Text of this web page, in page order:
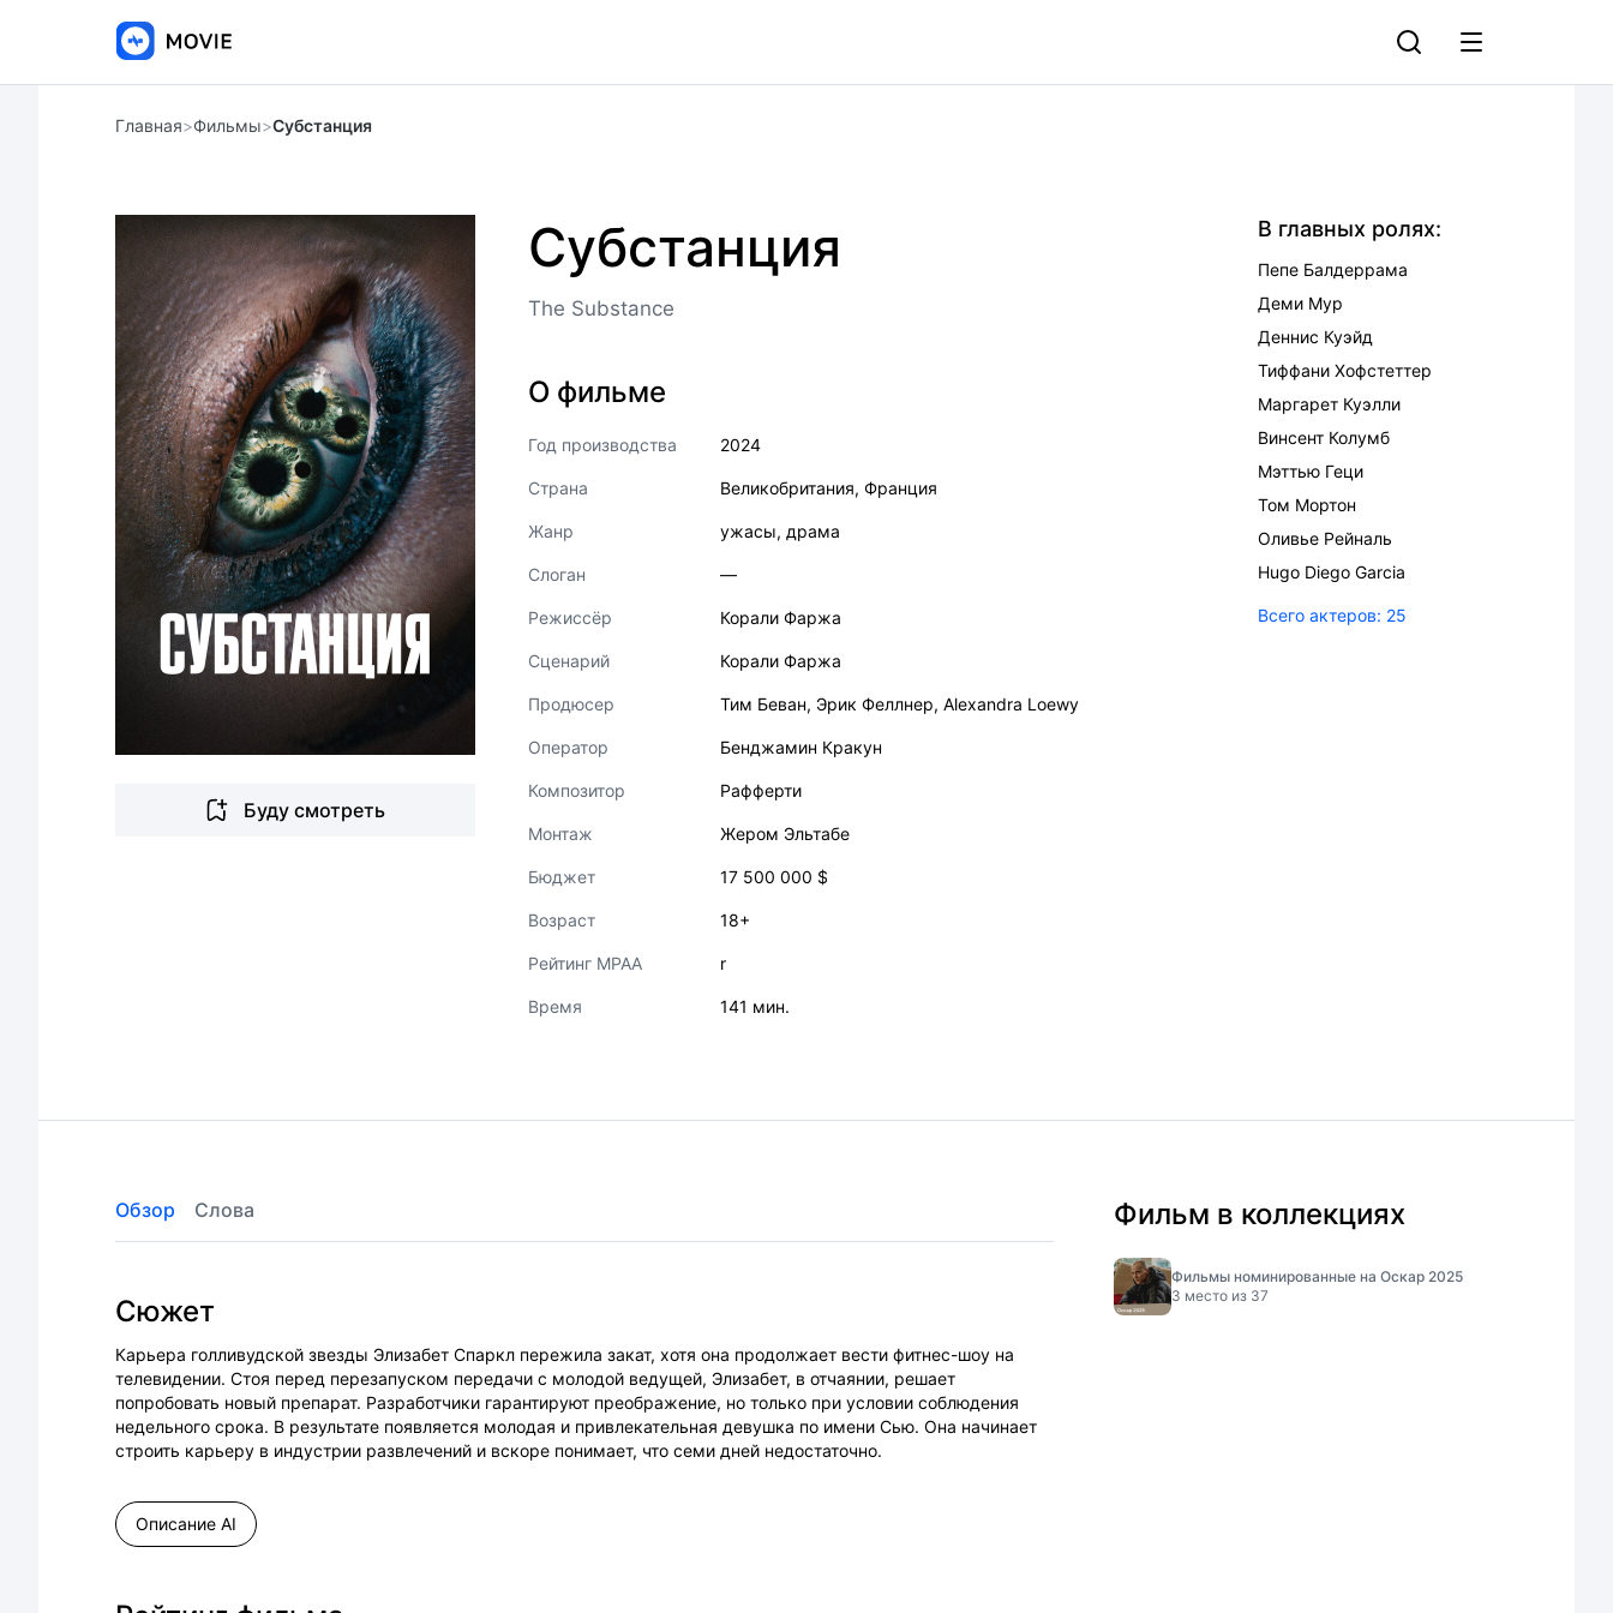
Главная>Фильмы>Субстанция
Буду смотреть
Субстанция
The Substance
О фильме
Год производства 2024
Страна Великобритания, Франция
Жанр ужасы, драма
Слоган —
Режиссёр Корали Фаржа
Сценарий Корали Фаржа
Продюсер Тим Беван, Эрик Феллнер, Alexandra Loewy
Оператор Бенджамин Кракун
Композитор Рафферти
Монтаж Жером Эльтабе
Бюджет 17 500 000 $
Возраст 18+
Рейтинг MPAA r
Время 141 мин.
В главных ролях:
Пепе Балдеррама
Деми Мур
Деннис Куэйд
Тиффани Хофстеттер
Маргарет Куэлли
Винсент Колумб
Мэттью Геци
Том Мортон
Оливье Рейналь
Hugo Diego Garcia
Всего актеров: 25
Обзор Слова
Сюжет
Карьера голливудской звезды Элизабет Спаркл пережила закат, хотя она продолжает вести фитнес-шоу на
телевидении. Стоя перед перезапуском передачи с молодой ведущей, Элизабет, в отчаянии, решает
попробовать новый препарат. Разработчики гарантируют преображение, но только при условии соблюдения
недельного срока. В результате появляется молодая и привлекательная девушка по имени Сью. Она начинает
строить карьеру в индустрии развлечений и вскоре понимает, что семи дней недостаточно.
Описание AI
Фильм в коллекциях
Фильмы номинированные на Оскар 2025
3 место из 37